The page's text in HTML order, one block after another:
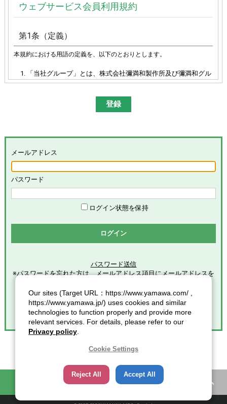
ウェブサービス会員利用規約
第1条（定義）
本規約における用語の定義を、以下のとおりとします。
「当社グループ」とは、株式会社彌満和製作所及び彌満和グル
ープ各社（株式会社やまわエンジニアリングサービス、株式会
和亜洲股份有限公司及びYAMAWA EUROPE S.p.A.）の総体又は
ト）」を意味します。
「本サービス」とは、本サイトにおける会員限定コンテンツの
提供、当社グループによる、会員に対するメールの配信その他
めます。
「会員」とは、本サービスの利用希望者で、本規約に同意のう
え当社グループが定める手続きに従い、会員登録を完了した方
ープに提供した全ての情報を意味します。
「個人情報」とは、個人情報保護の保護に関する法律第２条第
第2条（総則）
本規約の適用範囲
本規約は、本サービスの利用に関する一切の事項に適用されま
す。
本規約の改定
当社グループは、会員に対する事前連絡又は会員による事前承
諾なしに、本規約を変更・追加・削除できるものとし、会員
ものとみなします。また、この場合、会員に対する通知には次
項に定める方法その他当社グループが適当と判断した方法をと
り、当社グループが定める各諸規定等の変更についても、同様
メールアドレス
パスワード
ログイン状態を保持
ログイン
パスワード送信
※パスワードを忘れた方は、メールアドレス項目にメールアドレスを
クリックしてください。
困ったときの知恵袋 カタログ一覧
Our sites (Target URL：https://www.yamawa.com/ ,
https://www.yamawa.jp/) uses cookies and similar
technologies to function properly and provide more
relevant services. For details, please refer to our
Privacy policy
Cookie Settings
Reject All Accept All